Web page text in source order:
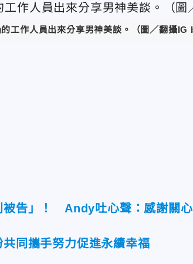
工作人員出來分享男神美談。（圖／翻攝IG
被告」！ Andy吐心聲：感謝關心
同攜手努力促進永續幸福